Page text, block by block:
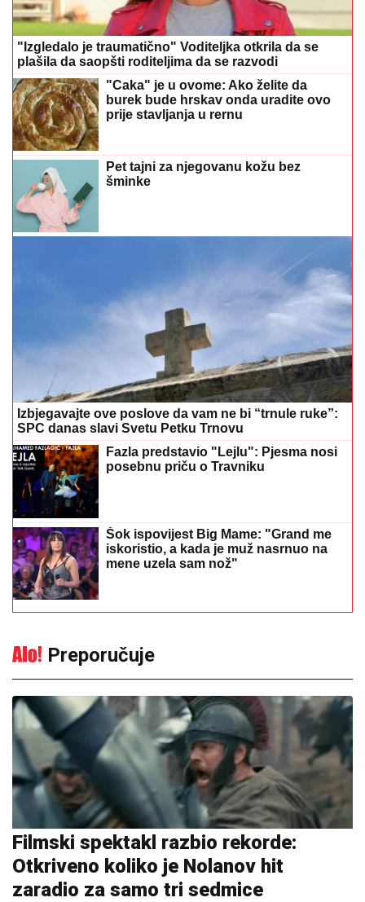
"Izgledalo je traumatično" Voditeljka otkrila da se
plašila da saopšti roditeljima da se razvodi
"Caka" je u ovome: Ako želite da
burek bude hrskav onda uradite ovo
prije stavljanja u rernu
Pet tajni za njegovanu kožu bez
šminke
Izbjegavajte ove poslove da vam ne bi “trnule ruke”:
SPC danas slavi Svetu Petku Trnovu
Fazla predstavio "Lejlu": Pjesma nosi
posebnu priču o Travniku
Šok ispovijest Big Mame: "Grand me
iskoristio, a kada je muž nasrnuo na
mene uzela sam nož"
Preporučuje
Filmski spektakl razbio rekorde:
Otkriveno koliko je Nolanov hit
zaradio za samo tri sedmice